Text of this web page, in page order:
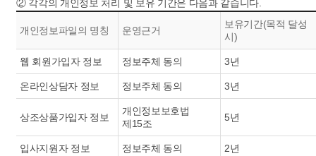
② 각각의 개인정보 처리 및 보유 기간은 다음과 같습니다.
개인정보파일의 명칭 운영근거
보유기간(목적 달성
시)
웹 회원가입자 정보 정보주체 동의 3년
온라인상담자 정보 정보주체 동의 3년
상조상품가입자 정보
개인정보보호법
제15조
5년
입사지원자 정보 정보주체 동의 2년